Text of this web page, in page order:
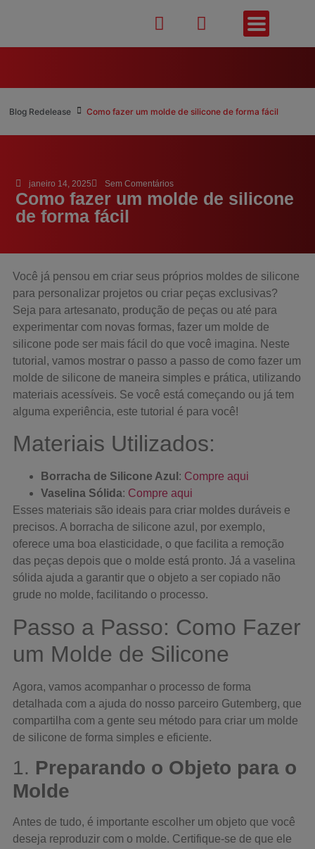
Blog Redelease Como fazer um molde de silicone de forma fácil
janeiro 14, 2025 Sem Comentários
Como fazer um molde de silicone
de forma fácil
Você já pensou em criar seus próprios moldes de silicone
para personalizar projetos ou criar peças exclusivas?
Seja para artesanato, produção de peças ou até para
experimentar com novas formas, fazer um molde de
silicone pode ser mais fácil do que você imagina. Neste
tutorial, vamos mostrar o passo a passo de como fazer um
molde de silicone de maneira simples e prática, utilizando
materiais acessíveis. Se você está começando ou já tem
alguma experiência, este tutorial é para você!
Materiais Utilizados:
Borracha de Silicone Azul : Compre aqui
Vaselina Sólida: Compre aqui
Esses materiais são ideais para criar moldes duráveis e
precisos. A borracha de silicone azul, por exemplo,
oferece uma boa elasticidade, o que facilita a remoção
das peças depois que o molde está pronto. Já a vaselina
sólida ajuda a garantir que o objeto a ser copiado não
grude no molde, facilitando o processo.
Passo a Passo: Como Fazer
um Molde de Silicone
Agora, vamos acompanhar o processo de forma
detalhada com a ajuda do nosso parceiro Gutemberg, que
compartilha com a gente seu método para criar um molde
de silicone de forma simples e eficiente.
1. Preparando o Objeto para o
Molde
Antes de tudo, é importante escolher um objeto que você
deseja reproduzir com o molde. Certifique-se de que ele